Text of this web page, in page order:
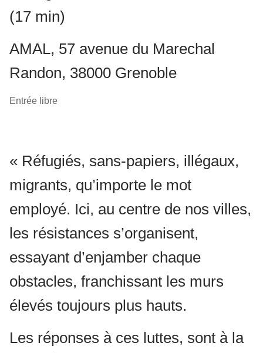
(17 min)
AMAL, 57 avenue du Marechal
Randon, 38000 Grenoble
Entrée libre
« Réfugiés, sans-papiers, illégaux,
migrants, qu’importe le mot
employé. Ici, au centre de nos villes,
les résistances s’organisent,
essayant d’enjamber chaque
obstacles, franchissant les murs
élevés toujours plus hauts.
Les réponses à ces luttes, sont à la